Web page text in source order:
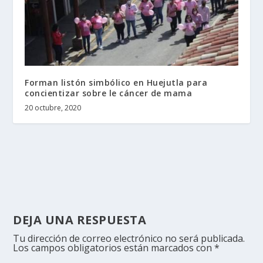
Forman listón simbólico en Huejutla para
concientizar sobre le cáncer de mama
20 octubre, 2020
DEJA UNA RESPUESTA
Tu dirección de correo electrónico no será publicada.
Los campos obligatorios están marcados con*